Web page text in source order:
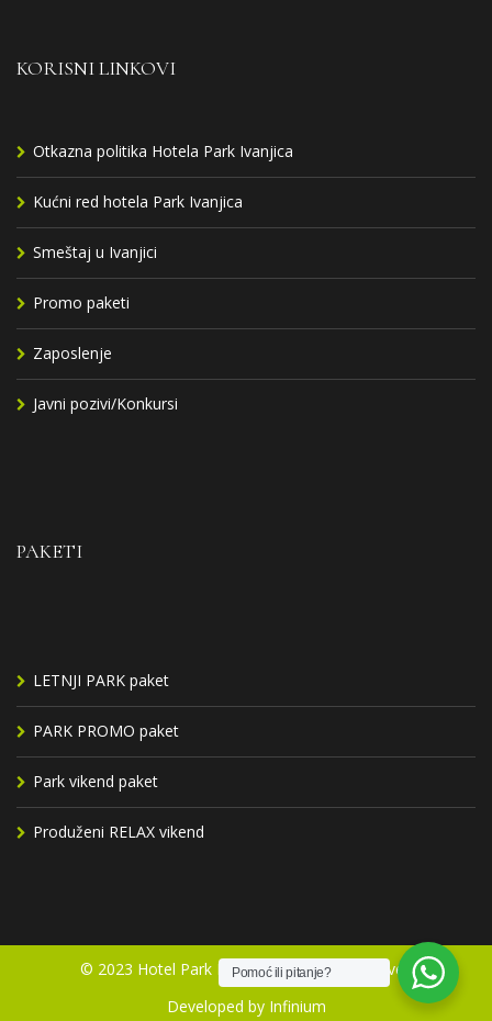
KORISNI LINKOVI
Otkazna politika Hotela Park Ivanjica
Kućni red hotela Park Ivanjica
Smeštaj u Ivanjici
Promo paketi
Zaposlenje
Javni pozivi/Konkursi
PAKETI
LETNJI PARK paket
PARK PROMO paket
Park vikend paket
Produženi RELAX vikend
© 2023 Hotel Park Ivanjica. All Rights Reserved
Developed by Infinium
Pomoć ili pitanje?